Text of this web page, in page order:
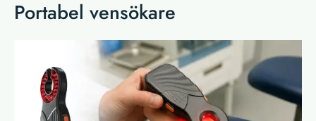
Portabel vensökare